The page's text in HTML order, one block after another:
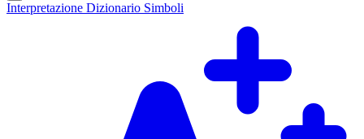
Interpretazione Dizionario Simboli